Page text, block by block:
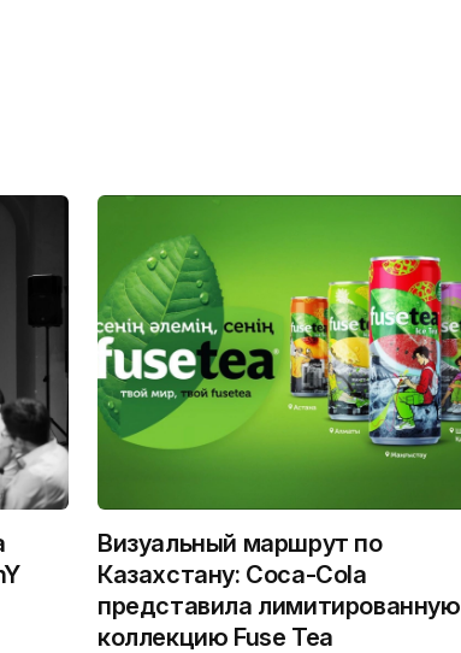
Визуальный маршрут по
Казахстану: Coca-Cola
представила лимитированную
коллекцию Fuse Tea